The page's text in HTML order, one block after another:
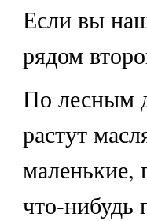
Если вы
рядом
По лесным
растут
маленькие,
что-нибудь